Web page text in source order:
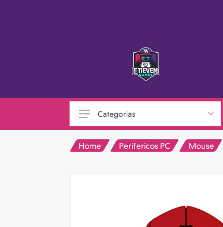
Categorias
Home Perifericos PC Mouse